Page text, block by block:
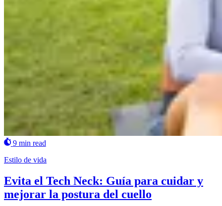
9 min read
Estilo de vida
Evita el Tech Neck: Guía para cuidar y
mejorar la postura del cuello